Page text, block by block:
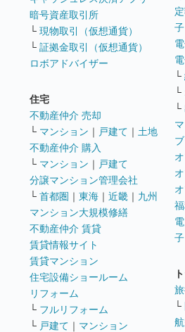
暗号資産取引所
└ 現物取引（仮想通貨）
└ 証拠金取引（仮想通貨）
ロボアドバイザー
住宅
不動産仲介 売却
└ マンション ｜ 戸建て ｜ 土地
不動産仲介 購入
└ マンション ｜ 戸建て
分譲マンション管理会社
└ 首都圏 ｜ 東海 ｜ 近畿 ｜ 九州
マンション大規模修繕
不動産仲介 賃貸
賃貸情報サイト
賃貸マンション
住宅設備ショールーム
リフォーム
└ フルリフォーム
└ 戸建て ｜ マンション
└
└
└
└